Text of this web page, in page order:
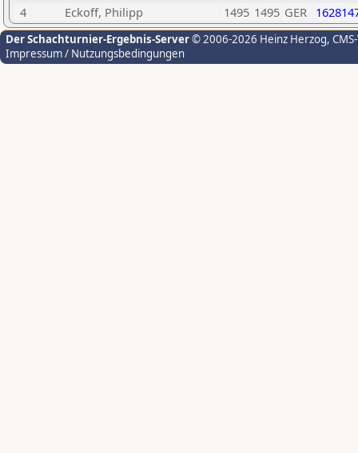
4
Eckoff, Philipp 1495 1495 GER
Der Schachturnier-Ergebnis-Server© 2006-2026 Heinz Herzog,
Impressum / Nutzungsbedingungen